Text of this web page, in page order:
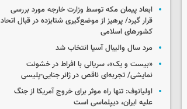
ابعاد پیمان مکه توسط وزارت خارجه مورد بررسی
قرار گیرد/ پرهیز از موضع‌گیری شتابزده در قبال اتحاد
کشورهای اسلامی
مرد سال والیبال آسیا انتخاب شد
«بیست و یک»، سریالی با افراط در خشونت
نمایشی/ تجربه‌ای ناقص در ژانر جنایی-پلیسی
اولیانوف: تنها راه موثر برای خروج آمریکا از جنگ
علیه ایران، دیپلماسی است